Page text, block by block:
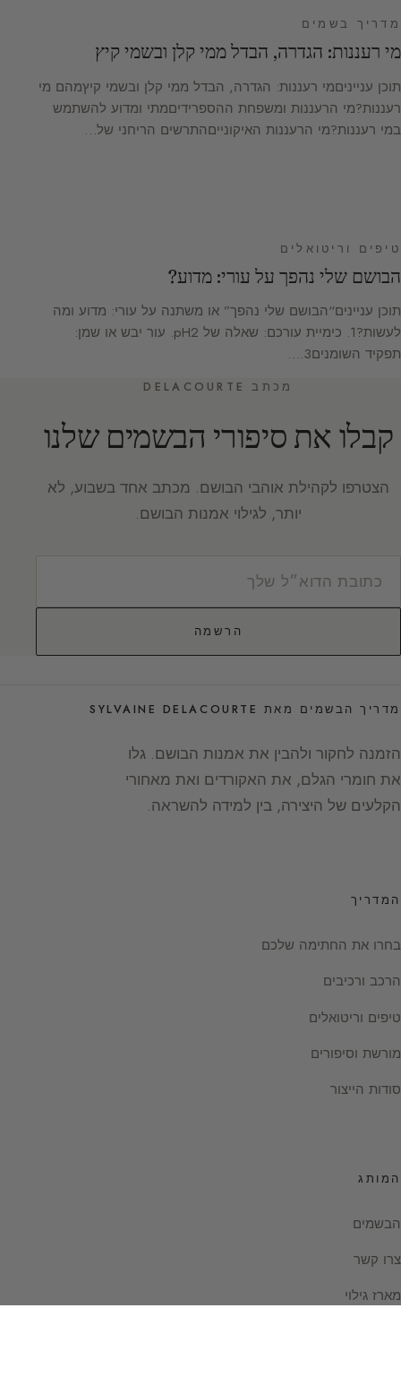
מדריך בשמים
מי רעננות: הגדרה, הבדל ממי קלן ובשמי קיץ
תוכן ענייניםמי רעננות: הגדרה, הבדל ממי קלן ובשמי קיץמהם מי
רעננות?מי הרעננות ומשפחת ההספרידיםמתי ומדוע להשתמש
במי רעננות?מי הרעננות האיקונייםהתרשים הריחני של…
טיפים וריטואלים
הבושם שלי נהפך על עורי: מדוע?
תוכן עניינים“הבושם שלי נהפך” או משתנה על עורי: מדוע ומה
לעשות?1. כימיית עורכם: שאלה של pH2. עור יבש או שמן:
תפקיד השומנים3.…
מכתב DELACOURTE
קבלו את סיפורי הבשמים שלנו
הצטרפו לקהילת אוהבי הבושם. מכתב אחד בשבוע, לא
יותר, לגילוי אמנות הבושם.
הרשמה
מדריך הבשמים מאת SYLVAINE DELACOURTE
הזמנה לחקור ולהבין את אמנות הבושם. גלו
את חומרי הגלם, את האקורדים ואת מאחורי
הקלעים של היצירה, בין למידה להשראה.
המדריך
בחרו את החתימה שלכם
הרכב ורכיבים
טיפים וריטואלים
מורשת וסיפורים
סודות הייצור
המותג
הבשמים
צרו קשר
מארז גילוי